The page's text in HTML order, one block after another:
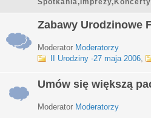
Spotkania,Imprezy,Koncerty
Zabawy Urodzinowe
Moderator Moderatorzy
II Urodziny -27 maja 2006,
Umów się większą
Moderator Moderatorzy